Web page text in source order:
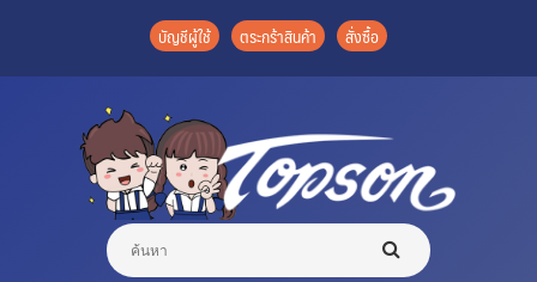
บัญชีผู้ใช้ ตระกร้าสินค้า สั่งซื้อ